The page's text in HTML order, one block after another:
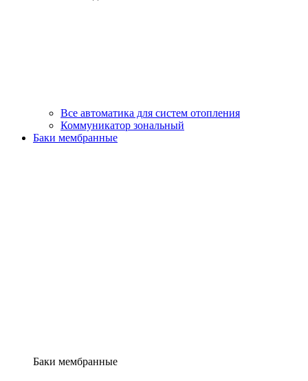
Все автоматика для систем отопления
Коммуникатор зональный
Баки мембранные
Баки мембранные